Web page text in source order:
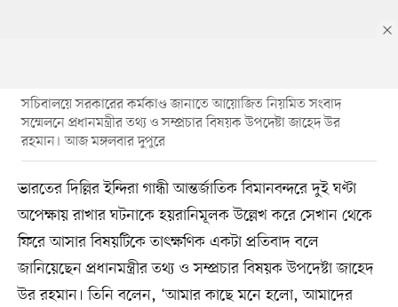
সচিবালয়ে সরকারের কর্মকাণ্ড জানাতে আয়োজিত নিয়মিত সংবাদ
সম্মেলনে প্রধানমন্ত্রীর তথ্য ও সম্প্রচার বিষয়ক উপদেষ্টা জাহেদ উর
রহমান। আজ মঙ্গলবার দুপুরে
ভারতের দিল্লির ইন্দিরা গান্ধী আন্তর্জাতিক বিমানবন্দরে দুই ঘণ্টা
অপেক্ষায় রাখার ঘটনাকে হয়রানিমূলক উল্লেখ করে সেখান থেকে
ফিরে আসার বিষয়টিকে তাৎক্ষণিক একটা প্রতিবাদ বলে
জানিয়েছেন প্রধানমন্ত্রীর তথ্য ও সম্প্রচার বিষয়ক উপদেষ্টা জাহেদ
উর রহমান। তিনি বলেন, ‘আমার কাছে মনে হলো, আমাদের